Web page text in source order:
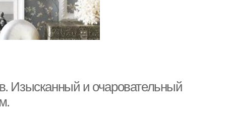
Изысканный и очаровательный